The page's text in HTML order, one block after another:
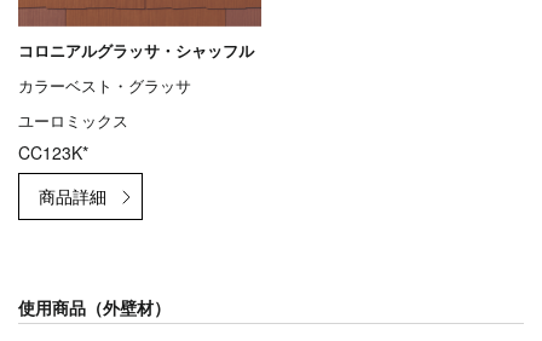
コロニアルグラッサ・シャッフル
カラーベスト・グラッサ
ユーロミックス
CC123K*
使用商品（外壁材）